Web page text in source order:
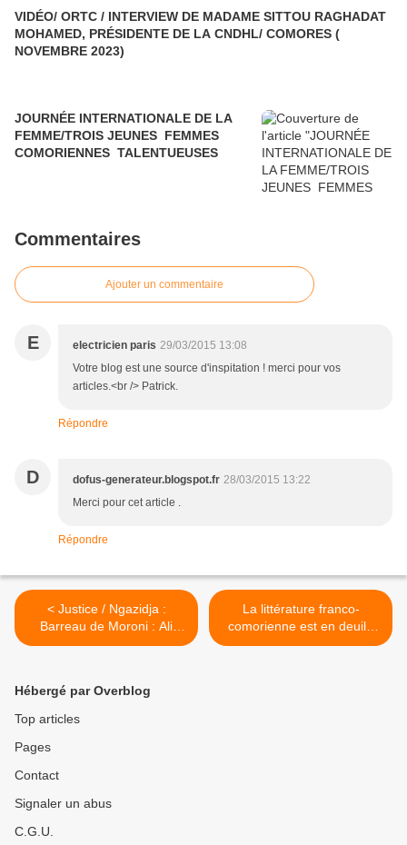
VIDÉO/ ORTC / INTERVIEW DE MADAME SITTOU RAGHADAT
MOHAMED, PRÉSIDENTE DE LA CNDHL/ COMORES (
NOVEMBRE 2023)
JOURNÉE INTERNATIONALE DE LA
FEMME/TROIS JEUNES FEMMES
COMORIENNES TALENTUEUSES
Commentaires
Ajouter un commentaire
E electricien paris 29/03/2015 13:08
Votre blog est une source d'inspitation ! merci pour vos
articles.<br /> Patrick.
Répondre
D dofus-generateur.blogspot.fr 28/03/2015 13:22
Merci pour cet article .
Répondre
< Justice / Ngazidja :
Barreau de Moroni : Ali
Abdou Elaniou rayé de la
La littérature franco-
comorienne est en deuil /
Salim Hatubou n'est plus >
Hébergé par Overblog
Top articles
Pages
Contact
Signaler un abus
C.G.U.